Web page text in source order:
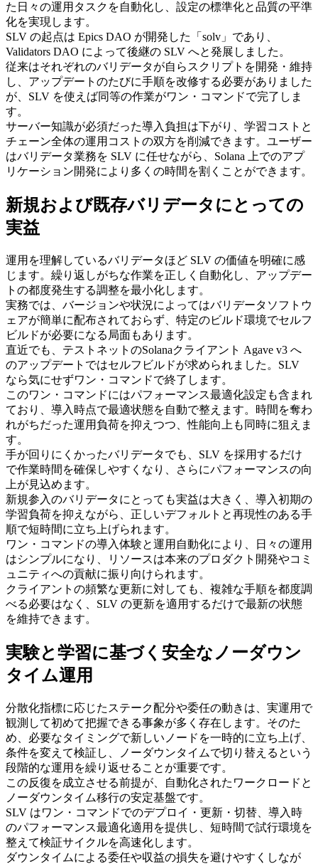
た日々の運用タスクを自動化し、設定の標準化と品質の平準
化を実現します。
SLV の起点は Epics DAO が開発した「solv」であり、
Validators DAO によって後継の SLV へと発展しました。
従来はそれぞれのバリデータが自らスクリプトを開発・維持
し、アップデートのたびに手順を改修する必要がありました
が、SLV を使えば同等の作業がワン・コマンドで完了しま
す。
サーバー知識が必須だった導入負担は下がり、学習コストと
チェーン全体の運用コストの双方を削減できます。ユーザー
はバリデータ業務を SLV に任せながら、Solana 上でのアプ
リケーション開発により多くの時間を割くことができます。
新規および既存バリデータにとっての
実益
運用を理解しているバリデータほど SLV の価値を明確に感
じます。繰り返しがちな作業を正しく自動化し、アップデー
トの都度発生する調整を最小化します。
実務では、バージョンや状況によってはバリデータソフトウ
ェアが簡単に配布されておらず、特定のビルド環境でセルフ
ビルドが必要になる局面もあります。
直近でも、テストネットのSolanaクライアント Agave v3 へ
のアップデートではセルフビルドが求められました。SLV
なら気にせずワン・コマンドで終了します。
このワン・コマンドにはパフォーマンス最適化設定も含まれ
ており、導入時点で最適状態を自動で整えます。時間を奪わ
れがちだった運用負荷を抑えつつ、性能向上も同時に狙えま
す。
手が回りにくかったバリデータでも、SLV を採用するだけ
で作業時間を確保しやすくなり、さらにパフォーマンスの向
上が見込めます。
新規参入のバリデータにとっても実益は大きく、導入初期の
学習負荷を抑えながら、正しいデフォルトと再現性のある手
順で短時間に立ち上げられます。
ワン・コマンドの導入体験と運用自動化により、日々の運用
はシンプルになり、リソースは本来のプロダクト開発やコミ
ュニティへの貢献に振り向けられます。
クライアントの頻繁な更新に対しても、複雑な手順を都度調
べる必要はなく、SLV の更新を適用するだけで最新の状態
を維持できます。
実験と学習に基づく安全なノーダウン
タイム運用
分散化指標に応じたステーク配分や委任の動きは、実運用で
観測して初めて把握できる事象が多く存在します。そのた
め、必要なタイミングで新しいノードを一時的に立ち上げ、
条件を変えて検証し、ノーダウンタイムで切り替えるという
段階的な運用を繰り返せることが重要です。
この反復を成立させる前提が、自動化されたワークロードと
ノーダウンタイム移行の安定基盤です。
SLV はワン・コマンドでのデプロイ・更新・切替、導入時
のパフォーマンス最適化適用を提供し、短時間で試行環境を
整えて検証サイクルを高速化します。
ダウンタイムによる委任や収益の損失を避けやすくしなが